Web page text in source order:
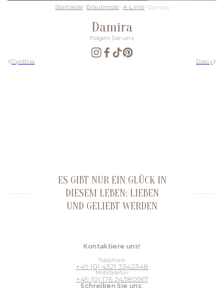
Startseite Brautmode A-Linie Damira
Damira
Folgen Sie uns
Cynthia Darcy
ES GIBT NUR EIN GLÜCK IN
DIESEM LEBEN: LIEBEN
UND GELIEBT WERDEN
Kontaktiere uns!
Telephone:
+49 (0) 4321 3342348
Mobiltelefon:
+49 (0) 176 24380567
Schreiben Sie uns: